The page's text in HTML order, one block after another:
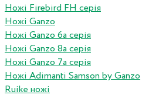
Ножі Firebird FH серія
Ножі Ganzo
Ножі Ganzo 6а серія
Ножі Ganzo 8а серія
Ножі Ganzo 7а серія
Ножі Adimanti Samson by Ganzo
Ruike ножі